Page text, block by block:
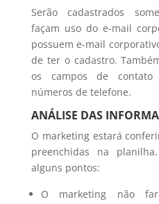
Serão cadastrados
façam uso do e-mail
possuem e-mail
de ter o cadastro.
os campos de contato
números de telefone.
ANÁLISE DAS
O marketing estará
preenchidas na
alguns pontos:
O marketing não